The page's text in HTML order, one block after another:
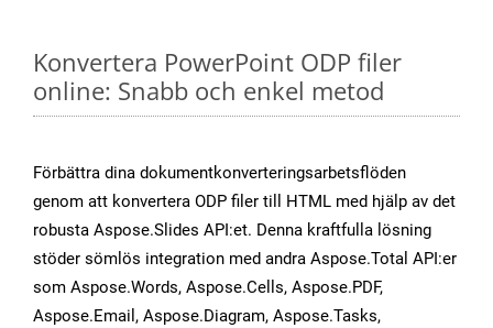
Konvertera PowerPoint ODP filer
online: Snabb och enkel metod
Förbättra dina dokumentkonverteringsarbetsflöden
genom att konvertera ODP filer till HTML med hjälp av det
robusta Aspose.Slides API:et. Denna kraftfulla lösning
stöder sömlös integration med andra Aspose.Total API:er
som Aspose.Words, Aspose.Cells, Aspose.PDF,
Aspose.Email, Aspose.Diagram, Aspose.Tasks,